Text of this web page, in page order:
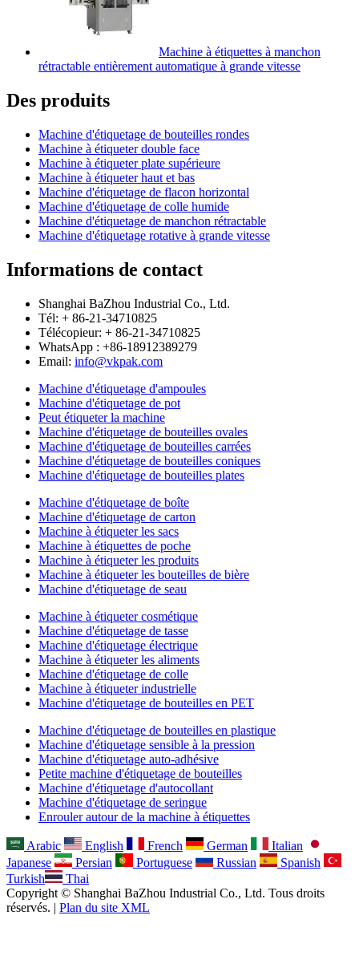
Machine à étiquettes à manchon
rétractable entièrement automatique à grande vitesse
Des produits
Machine d'étiquetage de bouteilles rondes
Machine à étiqueter double face
Machine à étiqueter plate supérieure
Machine à étiqueter haut et bas
Machine d'étiquetage de flacon horizontal
Machine d'étiquetage de colle humide
Machine d'étiquetage de manchon rétractable
Machine d'étiquetage rotative à grande vitesse
Informations de contact
Shanghai BaZhou Industrial Co., Ltd.
Tél: + 86-21-34710825
Télécopieur: + 86-21-34710825
WhatsApp : +86-18912389279
Email: info@vkpak.com
Machine d'étiquetage d'ampoules
Machine d'étiquetage de pot
Peut étiqueter la machine
Machine d'étiquetage de bouteilles ovales
Machine d'étiquetage de bouteilles carrées
Machine d'étiquetage de bouteilles coniques
Machine d'étiquetage de bouteilles plates
Machine d'étiquetage de boîte
Machine d'étiquetage de carton
Machine à étiqueter les sacs
Machine à étiquettes de poche
Machine à étiqueter les produits
Machine à étiqueter les bouteilles de bière
Machine d'étiquetage de seau
Machine à étiqueter cosmétique
Machine d'étiquetage de tasse
Machine d'étiquetage électrique
Machine à étiqueter les aliments
Machine d'étiquetage de colle
Machine à étiqueter industrielle
Machine d'étiquetage de bouteilles en PET
Machine d'étiquetage de bouteilles en plastique
Machine d'étiquetage sensible à la pression
Machine d'étiquetage auto-adhésive
Petite machine d'étiquetage de bouteilles
Machine d'étiquetage d'autocollant
Machine d'étiquetage de seringue
Enrouler autour de la machine à étiquettes
Arabic English French German
Italian
Japanese
Persian Portuguese Russian
Spanish
Turkish
Thai
Copyright © Shanghai BaZhou Industrial Co., Ltd. Tous droits
réservés. | Plan du site XML